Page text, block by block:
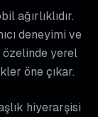
ağırlıklıdır.
deneyimi ve
özelinde yerel
öne çıkar.
hiyerarşisi